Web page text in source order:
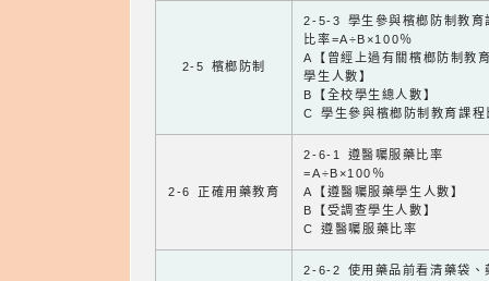
2-5 檳榔防制
2-5-3 學生參與檳榔防制教育
比率=A÷B×100％
A【曾經上過有關檳榔防制教
學生人數】
B【全校學生總人數】
C 學生參與檳榔防制教育課程
2-6 正確用藥教育
2-6-1 遵醫囑服藥比率
=A÷B×100％
A【遵醫囑服藥學生人數】
B【受調查學生人數】
C 遵醫囑服藥比率
2-6-2 使用藥品前看清藥袋、